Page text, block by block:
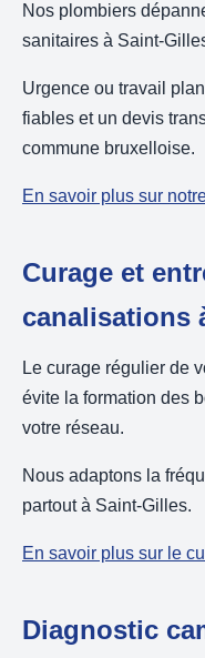
Nos plombiers
sanitaires à Saint-
Urgence ou travail
fiables et un devis
commune bruxelloise.
En savoir plus sur
Curage et
canalisations
Le curage régulier de
évite la formation des
votre réseau.
Nous adaptons la
partout à Saint-Gilles.
En savoir plus sur le
Diagnostic